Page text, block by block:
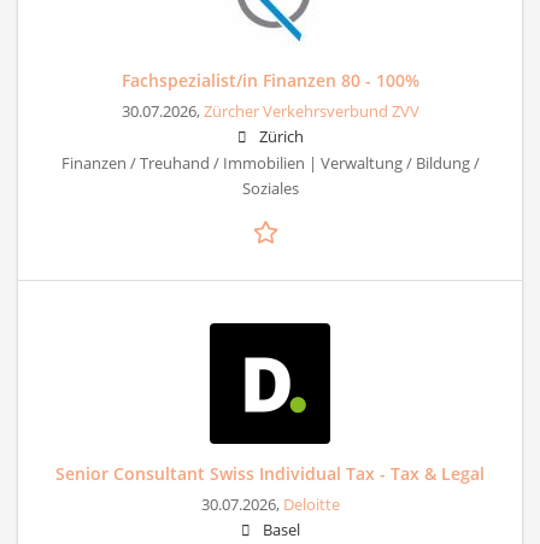
Fachspezialist/in Finanzen 80 - 100%
30.07.2026,Zürcher Verkehrsverbund ZVV
Zürich
Finanzen / Treuhand / Immobilien | Verwaltung / Bildung /
Soziales
Senior Consultant Swiss Individual Tax - Tax & Legal
30.07.2026, Deloitte
Basel